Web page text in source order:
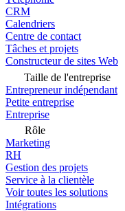
CRM
Calendriers
Centre de contact
Tâches et projets
Constructeur de sites Web
Taille de l'entreprise
Entrepreneur indépendant
Petite entreprise
Entreprise
Rôle
Marketing
RH
Gestion des projets
Service à la clientèle
Voir toutes les solutions
Intégrations